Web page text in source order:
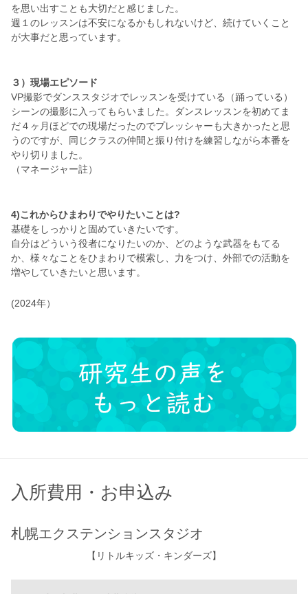
を思い出すことも大切だと感じました。
週１のレッスンは不安になるかもしれないけど、続けていくこと
が大事だと思っています。
３）現場エピソード
VP撮影でダンススタジオでレッスンを受けている（踊っている）
シーンの撮影に入ってもらいました。ダンスレッスンを初めてま
だ４ヶ月ほどでの現場だったのでプレッシャーも大きかったと思
うのですが、同じクラスの仲間と振り付けを練習しながら本番を
やり切りました。
（マネージャー註）
4)これからひまわりでやりたいことは?
基礎をしっかりと固めていきたいです。
自分はどういう役者になりたいのか、どのような武器をもてる
か、様々なことをひまわりで模索し、力をつけ、外部での活動を
増やしていきたいと思います。
(2024年）
入所費用・お申込み
札幌エクステンションスタジオ
【リトルキッズ・キンダーズ】